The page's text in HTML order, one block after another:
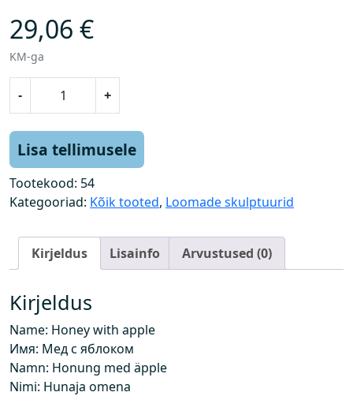
29,06 €
KM-ga
-
õ
u
n
k
o
g
u
s
+
Lisa tellimusele
Tootekood: 54
Kategooriad: Kõik tooted, Loomade skulptuurid
Kirjeldus Lisainfo Arvustused (0)
Kirjeldus
Name: Honey with apple
Имя: Мед с яблоком
Namn: Honung med äpple
Nimi: Hunaja omena